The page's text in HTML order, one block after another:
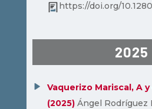
https://doi.org/
2025
Vaquerizo Mariscal, A
(2025)Ángel Rodríguez